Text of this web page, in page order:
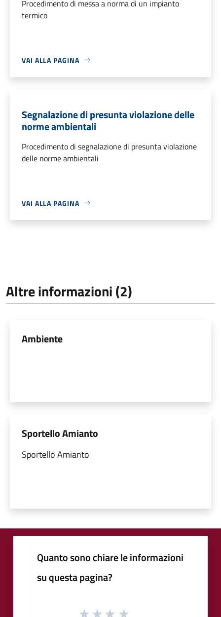
Procedimento di messa a norma di un impianto
termico
VAI ALLA PAGINA
Segnalazione di presunta violazione delle
norme ambientali
Procedimento di segnalazione di presunta violazione
delle norme ambientali
VAI ALLA PAGINA
Altre informazioni (2)
Ambiente
Sportello Amianto
Sportello Amianto
Quanto sono chiare le informazioni
su questa pagina?